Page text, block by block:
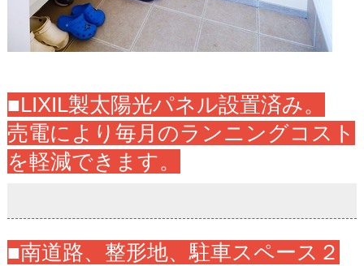
■LIXIL製太陽光パネル設置済み。
売電により毎月のランニングコスト
を軽減できます。
■南道路、整形地、駐車スペース２